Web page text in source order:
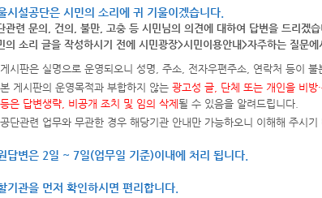
시설공단은 시민의 소리에 귀 기울이겠습니다.
관련 문의, 건의, 불만, 고충 등 시민님의 의견에 대하여 답변을 드리겠습
의 소리 글을 작성하시기 전에 시민광장>시민이용안내>자주하는 질문
게시판은 실명으로 운영되오니 성명, 주소, 전자우편주소, 연락처 등이
본 게시판의 운영목적과 부합하지 않는 광고성 글, 단체 또는 개인을 비
등은 답변생략, 비공개 조치 및 임의 삭제 될 수 있음을 알려드립니다.
공단관련 업무와 무관한 경우 해당기관 안내만 가능하오니 이해해 주시기
답변은 2일 ~ 7일(업무일 기준)이내에 처리 됩니다.
기관을 먼저 확인하시면 편리합니다.